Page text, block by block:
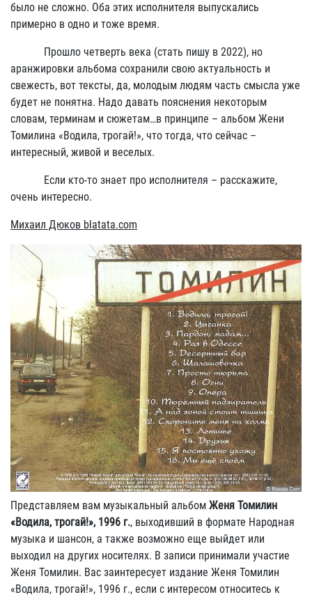
было не сложно. Оба этих исполнителя выпускались
примерно в одно и тоже время.
Прошло четверть века (стать пишу в 2022), но
аранжировки альбома сохранили свою актуальность и
свежесть, вот тексты, да, молодым людям часть смысла уже
будет не понятна. Надо давать пояснения некоторым
словам, терминам и сюжетам…в принципе – альбом Жени
Томилина «Водила, трогай!», что тогда, что сейчас –
интересный, живой и веселых.
Если кто-то знает про исполнителя – расскажите,
очень интересно.
Михаил Дюков blatata.com
Представляем вам музыкальный альбом Женя Томилин
«Водила, трогай!», 1996 г., выходивший в формате Народная
музыка и шансон, а также возможно еще выйдет или
выходил на других носителях. В записи принимали участие
Женя Томилин. Вас заинтересует издание Женя Томилин
«Водила, трогай!», 1996 г., если с интересом относитесь к